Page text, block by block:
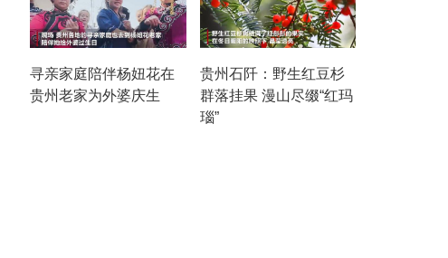
寻亲家庭陪伴杨妞花在
贵州老家为外婆庆生
贵州石阡：野生红豆杉
群落挂果 漫山尽缀“红玛
瑙”